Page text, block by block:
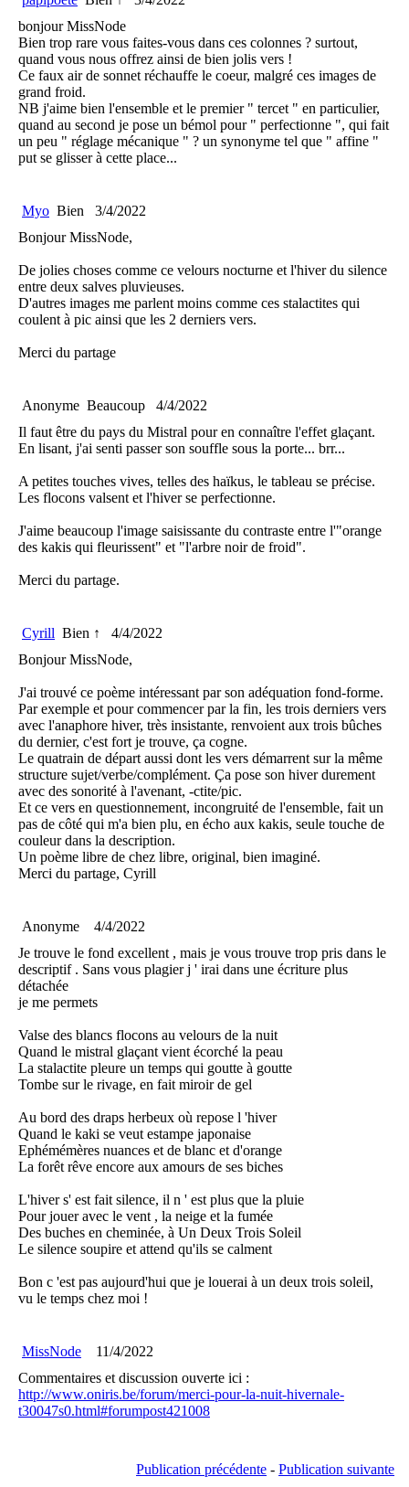
bonjour MissNode
Bien trop rare vous faites-vous dans ces colonnes ? surtout,
quand vous nous offrez ainsi de bien jolis vers !
Ce faux air de sonnet réchauffe le coeur, malgré ces images de
grand froid.
NB j'aime bien l'ensemble et le premier " tercet " en particulier,
quand au second je pose un bémol pour " perfectionne ", qui fait
un peu " réglage mécanique " ? un synonyme tel que " affine "
put se glisser à cette place...
Myo Bien
3/4/2022
Bonjour MissNode,
De jolies choses comme ce velours nocturne et l'hiver du silence
entre deux salves pluvieuses.
D'autres images me parlent moins comme ces stalactites qui
coulent à pic ainsi que les 2 derniers vers.
Merci du partage
Anonyme Beaucoup
4/4/2022
Il faut être du pays du Mistral pour en connaître l'effet glaçant.
En lisant, j'ai senti passer son souffle sous la porte... brr...
A petites touches vives, telles des haïkus, le tableau se précise.
Les flocons valsent et l'hiver se perfectionne.
J'aime beaucoup l'image saisissante du contraste entre l'"orange
des kakis qui fleurissent" et "l'arbre noir de froid".
Merci du partage.
Cyrill Bien ↑
4/4/2022
Bonjour MissNode,
J'ai trouvé ce poème intéressant par son adéquation fond-forme.
Par exemple et pour commencer par la fin, les trois derniers vers
avec l'anaphore hiver, très insistante, renvoient aux trois bûches
du dernier, c'est fort je trouve, ça cogne.
Le quatrain de départ aussi dont les vers démarrent sur la même
structure sujet/verbe/complément. Ça pose son hiver durement
avec des sonorité à l'avenant, -ctite/pic.
Et ce vers en questionnement, incongruité de l'ensemble, fait un
pas de côté qui m'a bien plu, en écho aux kakis, seule touche de
couleur dans la description.
Un poème libre de chez libre, original, bien imaginé.
Merci du partage, Cyrill
Anonyme
4/4/2022
Je trouve le fond excellent , mais je vous trouve trop pris dans le
descriptif . Sans vous plagier j ' irai dans une écriture plus
détachée
je me permets
Valse des blancs flocons au velours de la nuit
Quand le mistral glaçant vient écorché la peau
La stalactite pleure un temps qui goutte à goutte
Tombe sur le rivage, en fait miroir de gel
Au bord des draps herbeux où repose l 'hiver
Quand le kaki se veut estampe japonaise
Ephémémères nuances et de blanc et d'orange
La forêt rêve encore aux amours de ses biches
L'hiver s' est fait silence, il n ' est plus que la pluie
Pour jouer avec le vent , la neige et la fumée
Des buches en cheminée, à Un Deux Trois Soleil
Le silence soupire et attend qu'ils se calment
Bon c 'est pas aujourd'hui que je louerai à un deux trois soleil,
vu le temps chez moi !
MissNode
11/4/2022
Commentaires et discussion ouverte ici :
http://www.oniris.be/forum/merci-pour-la-nuit-hivernale-
t30047s0.html#forumpost421008
Publication précédente - Publication suivante